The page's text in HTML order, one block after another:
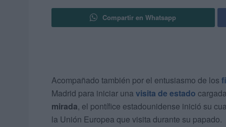
Compartir en Whatsapp
Acompañado también por el entusiasmo de los
Madrid para iniciar una visita de estado
mirada, el pontífice estadounidense inició su
la Unión Europea que visita durante su papado.